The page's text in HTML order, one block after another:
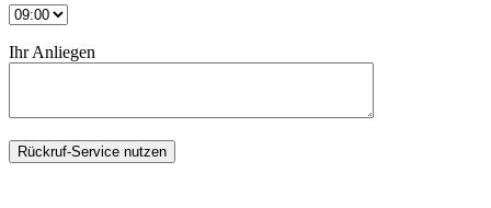
Ihr Anliegen